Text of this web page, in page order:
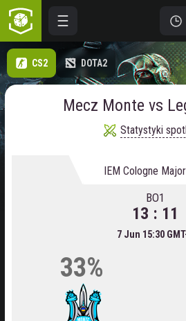
CS2 DOTA2
Mecz Monte vs
Statystyki
33%
BO1
13 : 11
7 Jun 15:30